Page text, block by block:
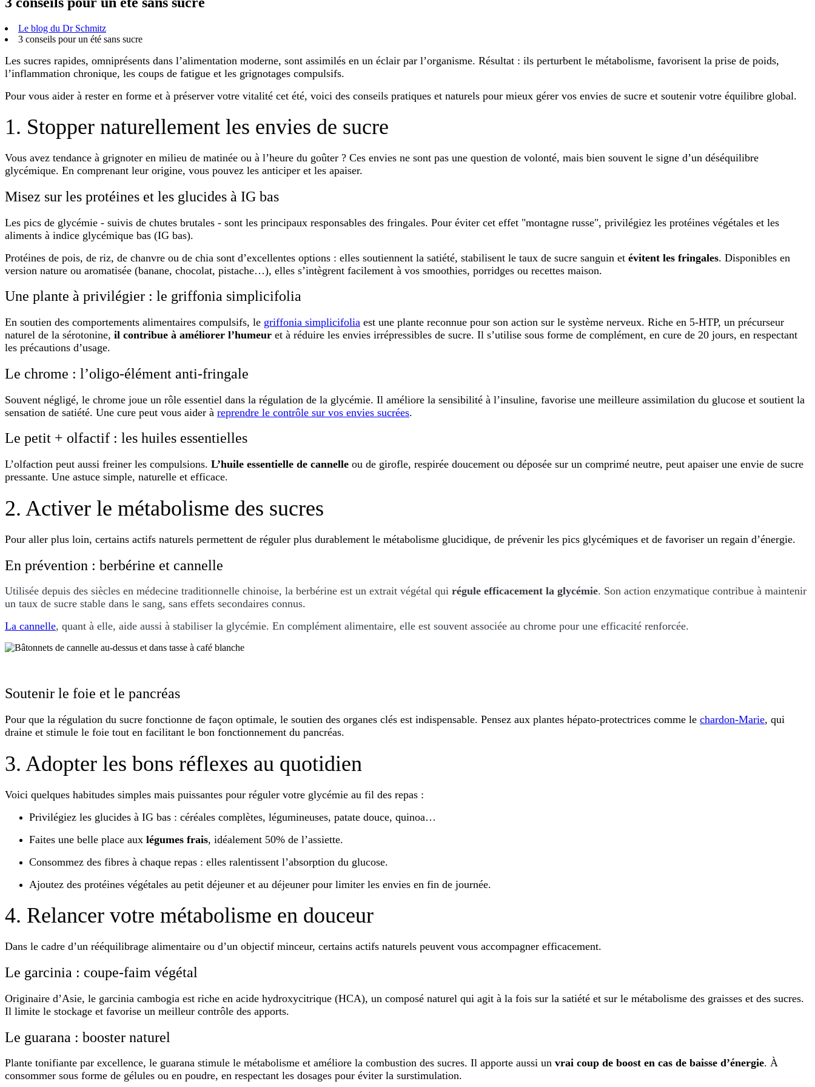
Le blog du Dr Schmitz
3 conseils pour un été sans sucre
Les sucres rapides, omniprésents dans l’alimentation moderne, sont assimilés en un éclair par l’organisme. Résultat : ils perturbent le métabolisme, favorisent la prise de poids,
l’inflammation chronique, les coups de fatigue et les grignotages compulsifs.
Pour vous aider à rester en forme et à préserver votre vitalité cet été, voici des conseils pratiques et naturels pour mieux gérer vos envies de sucre et soutenir votre équilibre global.
1. Stopper naturellement les envies de sucre
Vous avez tendance à grignoter en milieu de matinée ou à l’heure du goûter ? Ces envies ne sont pas une question de volonté, mais bien souvent le signe d’un déséquilibre
glycémique. En comprenant leur origine, vous pouvez les anticiper et les apaiser.
Misez sur les protéines et les glucides à IG bas
Les pics de glycémie - suivis de chutes brutales - sont les principaux responsables des fringales. Pour éviter cet effet "montagne russe", privilégiez les protéines végétales et les
aliments à indice glycémique bas (IG bas).
Protéines de pois, de riz, de chanvre ou de chia sont d’excellentes options : elles soutiennent la satiété, stabilisent le taux de sucre sanguin et évitent les fringales. Disponibles en
version nature ou aromatisée (banane, chocolat, pistache…), elles s’intègrent facilement à vos smoothies, porridges ou recettes maison.
Une plante à privilégier : le griffonia simplicifolia
En soutien des comportements alimentaires compulsifs, le griffonia simplicifolia est une plante reconnue pour son action sur le système nerveux. Riche en 5-HTP, un précurseur
naturel de la sérotonine, il contribue à améliorer l’humeur et à réduire les envies irrépressibles de sucre. Il s’utilise sous forme de complément, en cure de 20 jours, en respectant
les précautions d’usage.
Le chrome : l’oligo-élément anti-fringale
Souvent négligé, le chrome joue un rôle essentiel dans la régulation de la glycémie. Il améliore la sensibilité à l’insuline, favorise une meilleure assimilation du glucose et soutient la
sensation de satiété. Une cure peut vous aider à reprendre le contrôle sur vos envies sucrées.
Le petit + olfactif : les huiles essentielles
L’olfaction peut aussi freiner les compulsions. L’huile essentielle de cannelle ou de girofle, respirée doucement ou déposée sur un comprimé neutre, peut apaiser une envie de sucre
pressante. Une astuce simple, naturelle et efficace.
2. Activer le métabolisme des sucres
Pour aller plus loin, certains actifs naturels permettent de réguler plus durablement le métabolisme glucidique, de prévenir les pics glycémiques et de favoriser un regain d’énergie.
En prévention : berbérine et cannelle
Utilisée depuis des siècles en médecine traditionnelle chinoise, la berbérine est un extrait végétal qui régule efficacement la glycémie. Son action enzymatique contribue à maintenir
un taux de sucre stable dans le sang, sans effets secondaires connus.
La cannelle, quant à elle, aide aussi à stabiliser la glycémie. En complément alimentaire, elle est souvent associée au chrome pour une efficacité renforcée.
Soutenir le foie et le pancréas
Pour que la régulation du sucre fonctionne de façon optimale, le soutien des organes clés est indispensable. Pensez aux plantes hépato-protectrices comme le chardon-Marie, qui
draine et stimule le foie tout en facilitant le bon fonctionnement du pancréas.
3. Adopter les bons réflexes au quotidien
Voici quelques habitudes simples mais puissantes pour réguler votre glycémie au fil des repas :
Privilégiez les glucides à IG bas : céréales complètes, légumineuses, patate douce, quinoa…
Faites une belle place aux légumes frais, idéalement 50% de l’assiette.
Consommez des fibres à chaque repas : elles ralentissent l’absorption du glucose.
Ajoutez des protéines végétales au petit déjeuner et au déjeuner pour limiter les envies en fin de journée.
4. Relancer votre métabolisme en douceur
Dans le cadre d’un rééquilibrage alimentaire ou d’un objectif minceur, certains actifs naturels peuvent vous accompagner efficacement.
Le garcinia : coupe-faim végétal
Originaire d’Asie, le garcinia cambogia est riche en acide hydroxycitrique (HCA), un composé naturel qui agit à la fois sur la satiété et sur le métabolisme des graisses et des sucres.
Il limite le stockage et favorise un meilleur contrôle des apports.
Le guarana : booster naturel
Plante tonifiante par excellence, le guarana stimule le métabolisme et améliore la combustion des sucres. Il apporte aussi un vrai coup de boost en cas de baisse d’énergie. À
consommer sous forme de gélules ou en poudre, en respectant les dosages pour éviter la surstimulation.